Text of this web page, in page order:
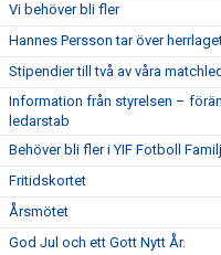
Vi behöver bli fler
Hannes Persson tar över
Stipendier till två av våra
Information från styrelsen –
ledarstab
Behöver bli fler i YIF Fotboll
Fritidskortet
Årsmötet
God Jul och ett Gott Nytt År.